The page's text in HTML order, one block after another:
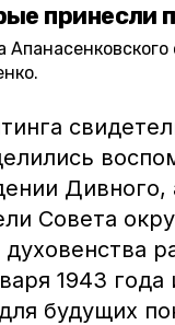
принесли
Апанасенковского
Дивного,
Совета
1943 года
будущих